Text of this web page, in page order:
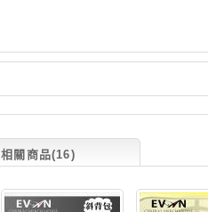
相關商品(16)